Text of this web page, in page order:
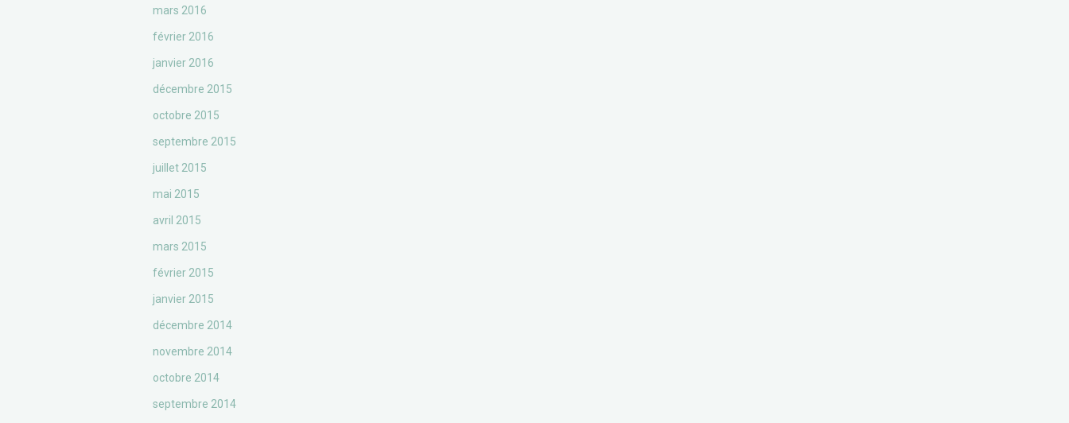
mars 2016
février 2016
janvier 2016
décembre 2015
octobre 2015
septembre 2015
juillet 2015
mai 2015
avril 2015
mars 2015
février 2015
janvier 2015
décembre 2014
novembre 2014
octobre 2014
septembre 2014